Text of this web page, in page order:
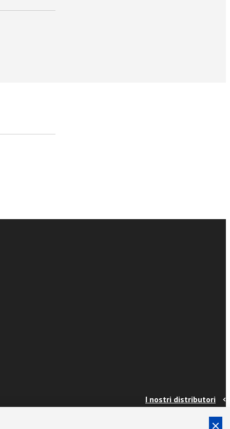
I nostri distributori
Info e spedizioni